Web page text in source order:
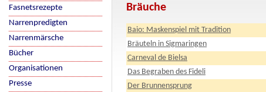
Bräuche
Baio: Maskenspiel mit Tradition
Bräuteln in Sigmaringen
Carneval de Bielsa
Das Begraben des Fideli
Der Brunnensprung
Fasnetsrezepte
Narrenpredigten
Narrenmärsche
Bücher
Organisationen
Presse